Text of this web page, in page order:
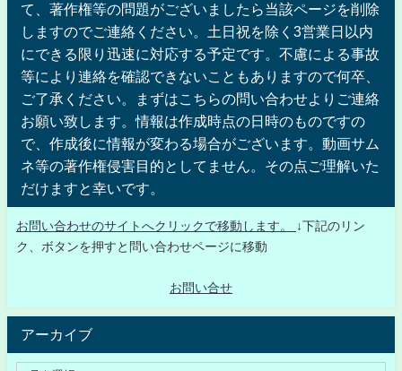
て、著作権等の問題がございましたら当該ページを削除
しますのでご連絡ください。土日祝を除く3営業日以内
にできる限り迅速に対応する予定です。不慮による事故
等により連絡を確認できないこともありますので何卒、
ご了承ください。まずはこちらの問い合わせよりご連絡
お願い致します。情報は作成時点の日時のものですの
で、作成後に情報が変わる場合がございます。動画サム
ネ等の著作権侵害目的としてません。その点ご理解いた
だけますと幸いです。
お問い合わせのサイトへクリックで移動します。
↓下記のリン
ク、ボタンを押すと問い合わせページに移動
お問い合せ
アーカイブ